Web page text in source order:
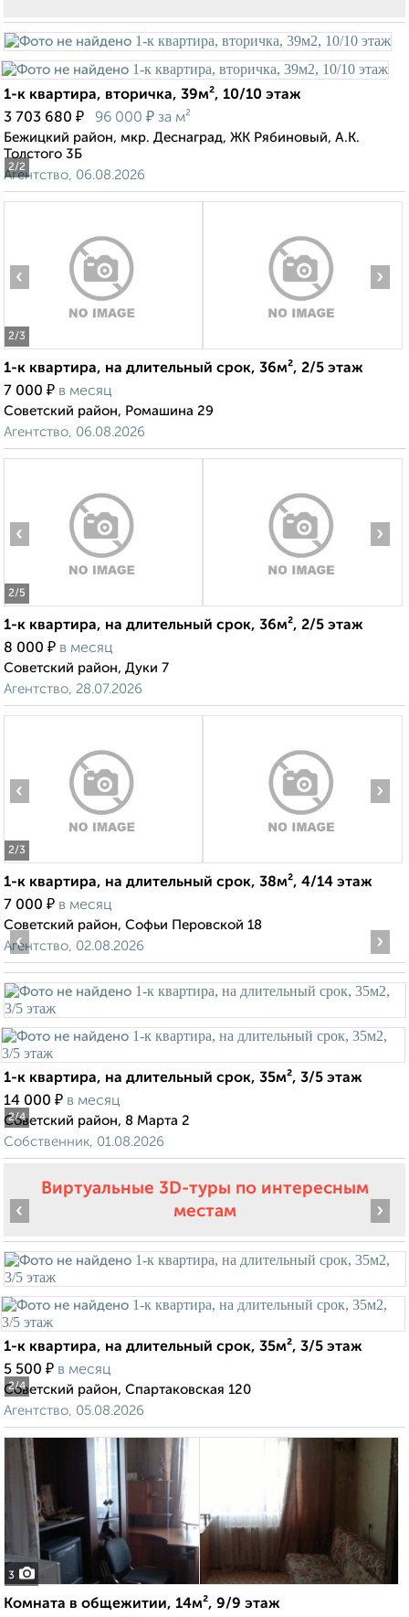
2/2
1-к квартира, вторичка, 39м², 10/10 этаж
3 703 680 ₽ 96 000 ₽ за м²
Бежицкий район, мкр. Деснаград, ЖК Рябиновый, А.К.
Толстого 3Б
Агентство, 06.08.2026
2/3
‹ ›
1-к квартира, на длительный срок, 36м², 2/5 этаж
7 000 ₽ в месяц
Советский район, Ромашина 29
Агентство, 06.08.2026
2/5
‹ ›
1-к квартира, на длительный срок, 36м², 2/5 этаж
8 000 ₽ в месяц
Советский район, Дуки 7
Агентство, 28.07.2026
2/3
‹ ›
1-к квартира, на длительный срок, 38м², 4/14 этаж
7 000 ₽ в месяц
Советский район, Софьи Перовской 18
Агентство, 02.08.2026
2/4
‹ ›
1-к квартира, на длительный срок, 35м², 3/5 этаж
14 000 ₽ в месяц
Советский район, 8 Марта 2
Собственник, 01.08.2026
Виртуальные 3D-туры по интересным
местам
2/4
‹ ›
1-к квартира, на длительный срок, 35м², 3/5 этаж
5 500 ₽ в месяц
Советский район, Спартаковская 120
Агентство, 05.08.2026
3
Комната в общежитии, 14м², 9/9 этаж